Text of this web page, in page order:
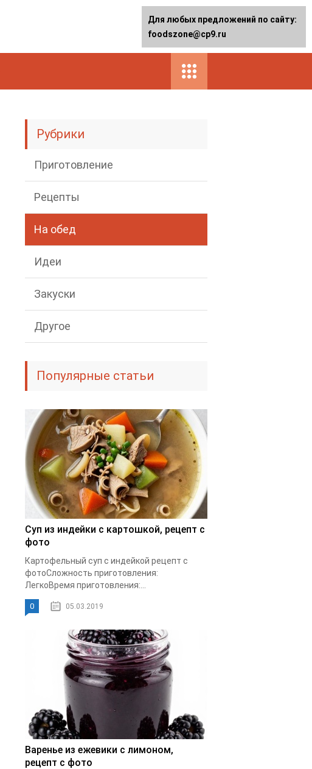
Рубрики
Приготовление
Рецепты
На обед
Идеи
Закуски
Другое
Популярные статьи
Суп из индейки с картошкой, рецепт с
фото
Картофельный суп с индейкой рецепт с
фотоСложность приготовления:
ЛегкоВремя приготовления:...
0 05.03.2019
Варенье из ежевики с лимоном,
рецепт с фото
Для любых предложений по сайту:
foodszone@cp9.ru